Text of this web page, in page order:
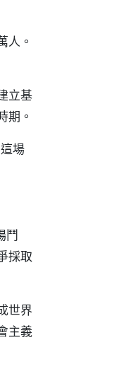
人。
立基
期。
場
鬥
採取
世界
主義